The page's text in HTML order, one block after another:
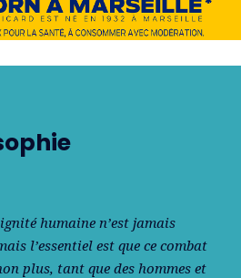
humaine n’est jamais
l’essentiel est que ce combat
plus, tant que des hommes et